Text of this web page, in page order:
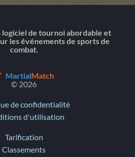
de tournoi abordable et
les événements de sports de
combat.
MartialMatch
© 2026
de confidentialité
d'utilisation
Tarification
Classements